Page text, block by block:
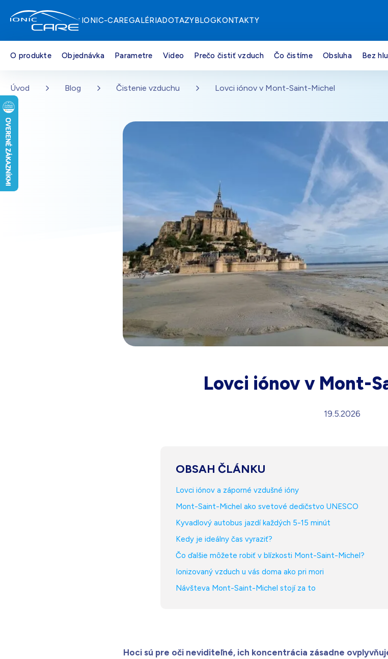
IONIC-CAREGALÉRIADOTAZYBLOGKONTAKTY
O produkte Objednávka Parametre Video Prečo čistiť vzduch Čo čistíme Obsluha Bez
Úvod Blog Čistenie vzduchu Lovci iónov v Mont-Saint-Michel
Lovci iónov v Mont-
19.5.2026
OBSAH ČLÁNKU
Lovci iónov a záporné vzdušné ióny
Mont-Saint-Michel ako svetové dedičstvo UNESCO
Kyvadlový autobus jazdí každých 5-15 minút
Kedy je ideálny čas vyraziť?
Čo ďalšie môžete robiť v blízkosti Mont-Saint-Michel?
Ionizovaný vzduch u vás doma ako pri mori
Návšteva Mont-Saint-Michel stojí za to
Hoci sú pre oči neviditeľné, ich koncentrácia zásadne
Strieborná
Na sklade – doprava zdarma